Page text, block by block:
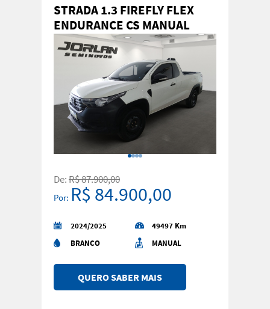
STRADA 1.3 FIREFLY FLEX
ENDURANCE CS MANUAL
De:R$ 87.900,00
Por: R$ 84.900,00
2024/2025
49497 Km
BRANCO
MANUAL
QUERO SABER MAIS